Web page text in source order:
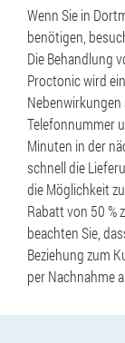
Wenn Sie in
benötigen,
Die Behandlung
Proctonic wird
Telefonnummer
Minuten in der
schnell die
die Möglichkeit
Rabatt von 50 %
beachten Sie,
Beziehung zum
per Nachnahme